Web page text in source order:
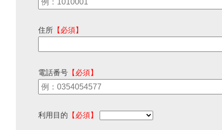
住所 【必須】
電話番号 【必須】
利用目的 【必須】